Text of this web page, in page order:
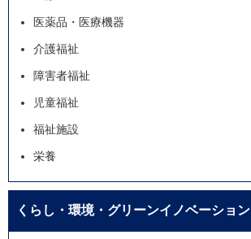
医薬品・医療機器
介護福祉
障害者福祉
児童福祉
福祉施設
栄養
くらし・環境・グリーンイノベーション